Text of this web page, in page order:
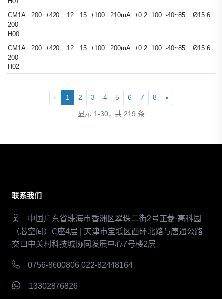
CM1A
200
H00
200 ±420 ±12...15 ±100...210mA ±0.2 100 -40~85 Ø15.6
CM1A
200
H02
200 ±420 ±12...15 ±100...200mA ±0.2 100 -40~85 Ø15.6
« 1 2 3 4 5 6 7 8 »
显示 1-30，共 219 条
联系我们
中国广东省珠海市香洲区翠珠二街2号正菱·高科园
（芯空间）C座4层 | 天津市宝坻区西环北路与唐通公路
交口中关村科技城协同发展中心7号楼2层
0756-8600806 022-82448164
13302876826